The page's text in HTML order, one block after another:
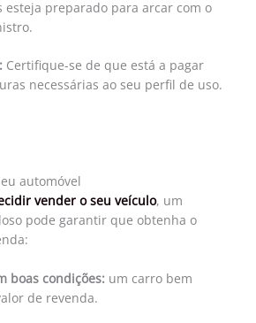
esteja preparado para arcar com o
Certifique-se de que está a pagar
necessárias ao seu perfil de uso.
automóvel
vender o seu veículo, um
pode garantir que obtenha o
boas condições: um carro bem
de revenda.